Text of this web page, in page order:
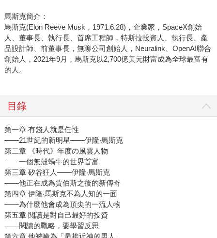
馬斯克簡介：
馬斯克(Elon Reeve Musk，1971.6.28)，企業家，SpaceX創始
人、董事長、執行長、首席工程師，特斯拉投資人、執行長、產
品設計師、前董事長，無聊公司創始人，Neuralink、OpenAI聯合
創始人，2021年9月，馬斯克以2,700億美元財富成為全球最富有
的人。
目錄
第一章 有錢人就是任性
――21世紀的新明星――伊隆‧馬斯克
第二章 《時代》年度の風雲人物
――一個無殼蝸牛的世界首富
第三章 矽谷狂人―—伊隆‧馬斯克
――他正在成為賈伯斯之後的新傳奇
第四章 伊隆‧馬斯克不為人知的一面
――為什麼他會成為頂尖的一流人物
第五章 閱讀是對自己最好的投資
――閱讀的戰略，要學習反思
第六章 他被喻為「最接近神的男人」